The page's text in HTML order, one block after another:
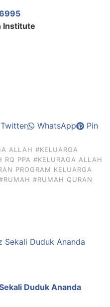
Institute
Twitter WhatsApp
Pin
ALLAH #KELUARGA
RQ PPA #KELURAGA ALLAH
PROGRAM KELUARGA
#RUMAH QURAN
Duduk Ananda